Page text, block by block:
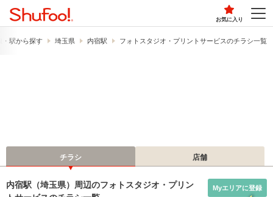
お気に入り
・駅から探す 埼玉県 内宿駅 フォトスタジオ・プリントサービスのチラシ一覧
チラシ 店舗
内宿駅（埼玉県）周辺のフォトスタジオ・プリン
Myエリアに登録